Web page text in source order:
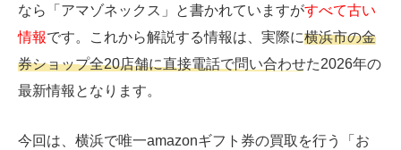
なら「アマゾネックス」と書かれていますがすべて古い
情報です。これから解説する情報は、実際に横浜市の金
券ショップ全20店舗に直接電話で問い合わせた2026年の
最新情報 となります。
今回は、横浜で唯一amazonギフト券の買取を行う「お